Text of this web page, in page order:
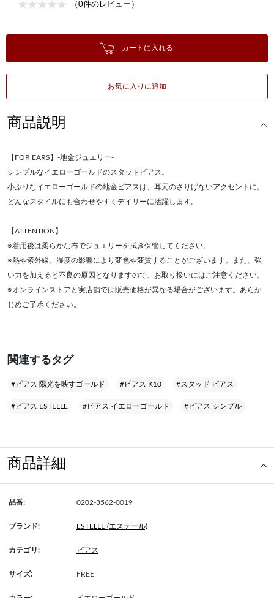
（0件のレビュー）
カートに入れる
お気に入りに追加
商品説明
【FOR EARS】-地金ジュエリー-
シンプルなイエローゴールドのスタッドピアス。
小ぶりなイエローゴールドの地金ピアスは、耳元のさりげないアクセントに。
どんなスタイルにも合わせやすくデイリーに活躍します。
【ATTENTION】
※着用後は柔らかな布でジュエリーを拭き保管してください。
※熱や紫外線、湿度の影響により変色や変質することがございます。また、強
い力を加えると不良の原因となりますので、お取り扱いにはご注意ください。
※オンラインストアと実店舗では販売価格が異なる場合がございます。あらか
じめご了承ください。
関連するタグ
#ピアス 陽光を映すゴールド #ピアス K10 #スタッド ピアス
#ピアス ESTELLE #ピアス イエローゴールド #ピアス シンプル
商品詳細
品番: 0202-3562-0019
ブランド: ESTELLE (エステール)
カテゴリ: ピアス
サイズ: FREE